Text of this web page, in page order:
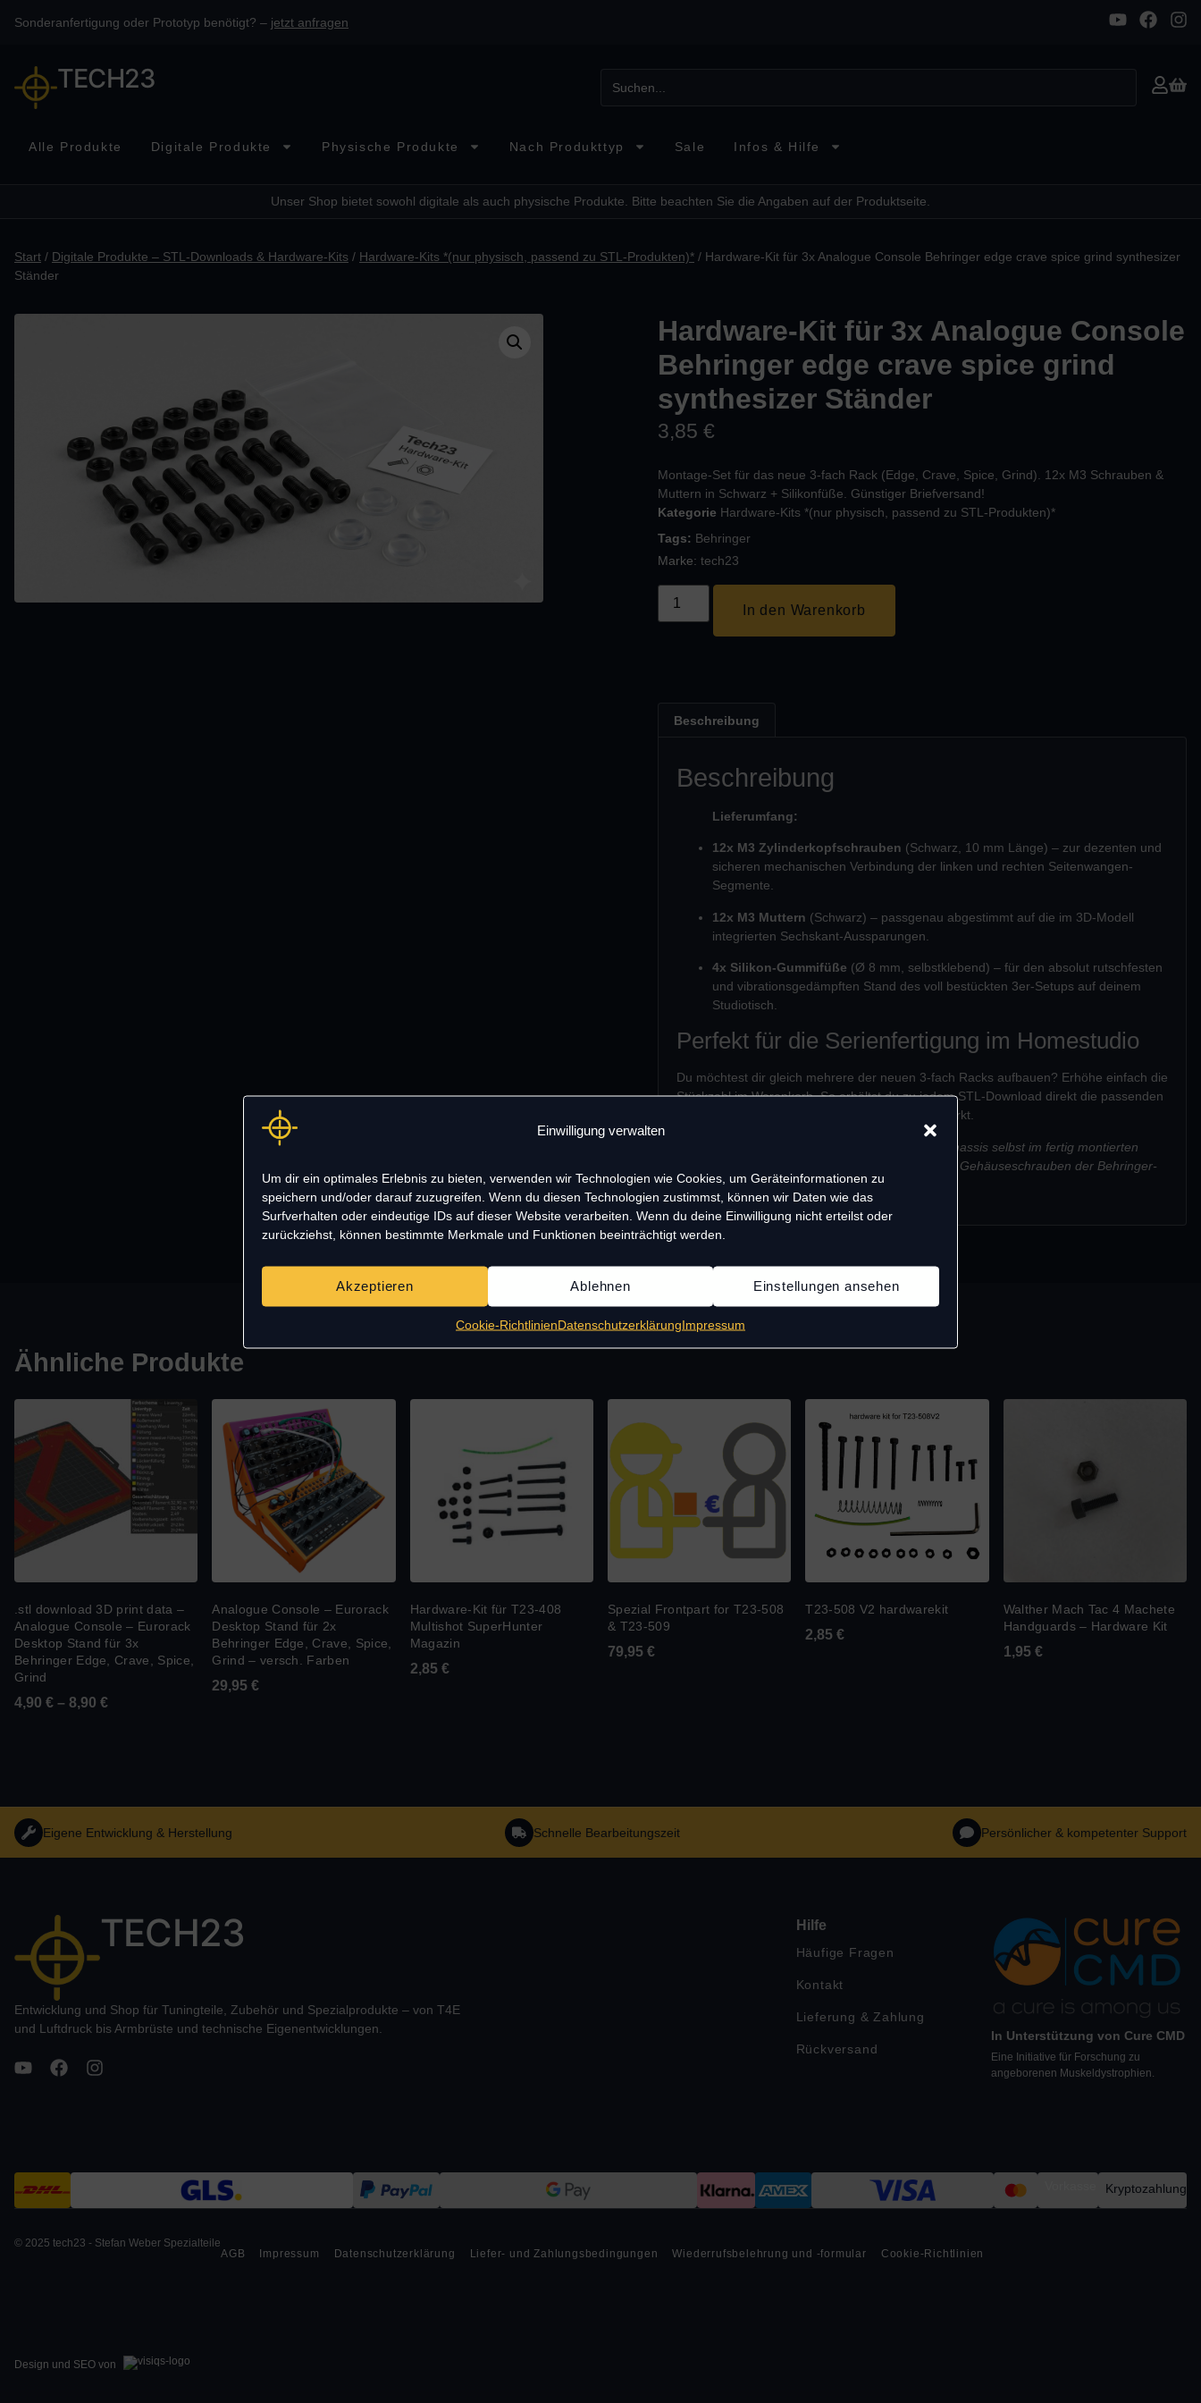
Einwilligung verwalten
Um dir ein optimales Erlebnis zu bieten, verwenden wir Technologien wie Cookies, um Geräteinformationen zu
speichern und/oder darauf zuzugreifen. Wenn du diesen Technologien zustimmst, können wir Daten wie das
Surfverhalten oder eindeutige IDs auf dieser Website verarbeiten. Wenn du deine Einwilligung nicht erteilst oder
zurückziehst, können bestimmte Merkmale und Funktionen beeinträchtigt werden.
Akzeptieren Ablehnen Einstellungen ansehen
Cookie-RichtlinienDatenschutzerklärungImpressum
Sonderanfertigung oder Prototyp benötigt? – jetzt anfragen
TECH23
Alle Produkte Digitale Produkte Physische Produkte Nach Produkttyp Sale Infos & Hilfe
Unser Shop bietet sowohl digitale als auch physische Produkte. Bitte beachten Sie die Angaben auf der Produktseite.
Start / Digitale Produkte – STL-Downloads & Hardware-Kits / Hardware-Kits *(nur physisch, passend zu STL-Produkten)* / Hardware-Kit für 3x Analogue Console Behringer edge crave spice grind synthesizer
Ständer
Hardware-Kit für 3x Analogue Console
Behringer edge crave spice grind
synthesizer Ständer
3,85 €
Montage-Set für das neue 3-fach Rack (Edge, Crave, Spice, Grind). 12x M3 Schrauben &
Muttern in Schwarz + Silikonfüße. Günstiger Briefversand!
Kategorie Hardware-Kits *(nur physisch, passend zu STL-Produkten)*
Tags: Behringer
Marke: tech23
In den Warenkorb
Beschreibung
Beschreibung
Lieferumfang:
12x M3 Zylinderkopfschrauben (Schwarz, 10 mm Länge) – zur dezenten und
sicheren mechanischen Verbindung der linken und rechten Seitenwangen-
Segmente.
12x M3 Muttern (Schwarz) – passgenau abgestimmt auf die im 3D-Modell
integrierten Sechskant-Aussparungen.
4x Silikon-Gummifüße (Ø 8 mm, selbstklebend) – für den absolut rutschfesten
und vibrationsgedämpften Stand des voll bestückten 3er-Setups auf deinem
Studiotisch.
Perfekt für die Serienfertigung im Homestudio
Du möchtest dir gleich mehrere der neuen 3-fach Racks aufbauen? Erhöhe einfach die
Stückzahl im Warenkorb. So erhältst du zu jedem STL-Download direkt die passenden
Schrauben und sparst dir den Weg in den Baumarkt.
(Hinweis: Zur Befestigung der drei Synthesizer-Chassis selbst im fertig montierten
Rack werden, wie gewohnt, einfach die originalen Gehäuseschrauben der Behringer-
Holzseitenteile weiterverwendet).
Ähnliche Produkte
.stl download 3D print data –
Analogue Console – Eurorack
Desktop Stand für 3x
Behringer Edge, Crave, Spice,
Grind
4,90 € – 8,90 €
Analogue Console – Eurorack
Desktop Stand für 2x
Behringer Edge, Crave, Spice,
Grind – versch. Farben
29,95€
Hardware-Kit für T23-408
Multishot SuperHunter
Magazin
2,85 €
Spezial Frontpart for T23-508
& T23-509
79,95 €
T23-508 V2 hardwarekit
2,85€
Walther Mach Tac 4 Machete
Handguards – Hardware Kit
1,95 €
Eigene Entwicklung & Herstellung Schnelle Bearbeitungszeit Persönlicher & kompetenter Support
TECH23
Entwicklung und Shop für Tuningteile, Zubehör und Spezialprodukte – von T4E
und Luftdruck bis Armbrüste und technische Eigenentwicklungen.
Hilfe
Häufige Fragen
Kontakt
Lieferung & Zahlung
Rückversand
In Unterstützung von Cure CMD
Eine Initiative für Forschung zu
angeborenen Muskeldystrophien.
Kryptozahlung
© 2025 tech23 - Stefan Weber Spezialteile
AGB
Impressum Datenschutzerklärung Liefer- und Zahlungsbedingungen Wiederrufsbelehrung und -formular Cookie-Richtlinien
Design und SEO von